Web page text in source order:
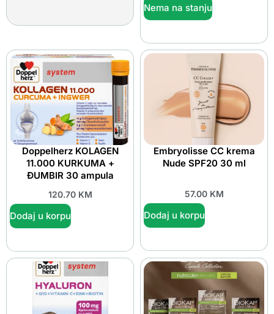
Nema na stanju
Doppelherz KOLAGEN
11.000 KURKUMA +
ĐUMBIR 30 ampula
120.70 KM
Dodaj u korpu
Embryolisse CC krema
Nude SPF20 30 ml
57.00 KM
Dodaj u korpu